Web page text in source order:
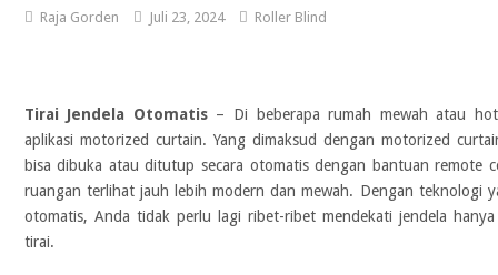
Raja Gorden Juli 23, 2024 Roller Blind
Tirai Jendela Otomatis– Di beberapa rumah mewah atau
aplikasi motorized curtain. Yang dimaksud dengan motorized
bisa dibuka atau ditutup secara otomatis dengan bantuan remote
ruangan terlihat jauh lebih modern dan mewah. Dengan teknologi
otomatis, Anda tidak perlu lagi ribet-ribet mendekati jendela
tirai.